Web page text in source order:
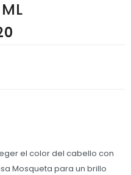
el color del cabello con
Mosqueta para un brillo